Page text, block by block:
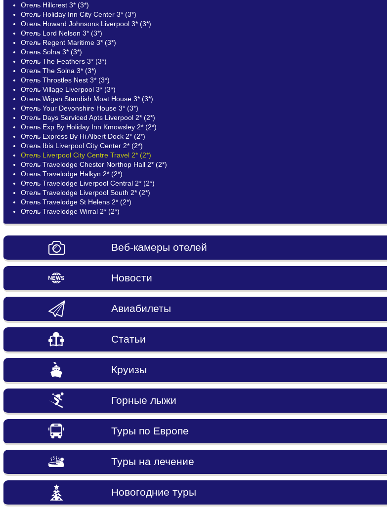
Отель Hillcrest 3* (3*)
Отель Holiday Inn City Center 3* (3*)
Отель Howard Johnsons Liverpool 3* (3*)
Отель Lord Nelson 3* (3*)
Отель Regent Maritime 3* (3*)
Отель Solna 3* (3*)
Отель The Feathers 3* (3*)
Отель The Solna 3* (3*)
Отель Throstles Nest 3* (3*)
Отель Village Liverpool 3* (3*)
Отель Wigan Standish Moat House 3* (3*)
Отель Your Devonshire House 3* (3*)
Отель Days Serviced Apts Liverpool 2* (2*)
Отель Exp By Holiday Inn Kmowsley 2* (2*)
Отель Express By Hi Albert Dock 2* (2*)
Отель Ibis Liverpool City Center 2* (2*)
Отель Liverpool City Centre Travel 2* (2*)
Отель Travelodge Chester Northop Hall 2* (2*)
Отель Travelodge Halkyn 2* (2*)
Отель Travelodge Liverpool Central 2* (2*)
Отель Travelodge Liverpool South 2* (2*)
Отель Travelodge St Helens 2* (2*)
Отель Travelodge Wirral 2* (2*)
Веб-камеры отелей
Новости
Авиабилеты
Статьи
Круизы
Горные лыжи
Туры по Европе
Туры на лечение
Новогодние туры